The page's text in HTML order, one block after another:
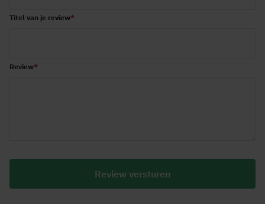
Titel van je review
Review
Review versturen